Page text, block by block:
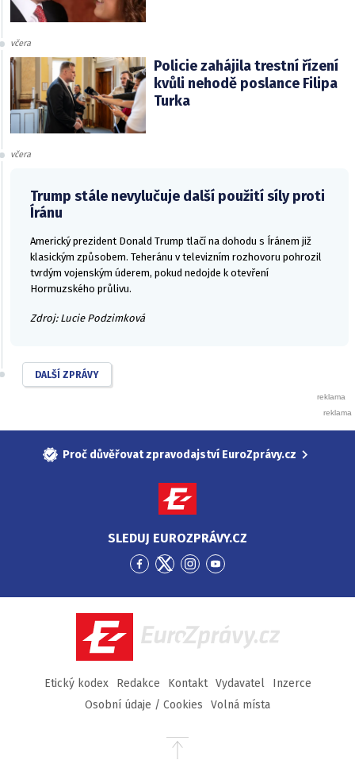
včera
Policie zahájila trestní řízení
kvůli nehodě poslance Filipa
Turka
včera
Trump stále nevylučuje další použití síly proti
Íránu
Americký prezident Donald Trump tlačí na dohodu s Íránem již
klasickým způsobem. Teheránu v televizním rozhovoru pohrozil
tvrdým vojenským úderem, pokud nedojde k otevření
Hormuzského průlivu.
Zdroj: Lucie Podzimková
DALŠÍ ZPRÁVY
Proč důvěřovat zpravodajství EuroZprávy.cz
SLEDUJ EUROZPRÁVY.CZ
Přejít
Facebook
Přejít
Twitter
Přejít
Instagram
Přejít
YouTube
EuroZprávy.cz
Etický kodex Redakce Kontakt Vydavatel
Inzerce
Osobní údaje / Cookies
Volná místa
Přejít